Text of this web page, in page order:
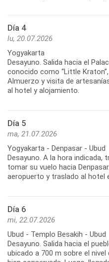
Día 4
lu, 20.07.2026
Yogyakarta
Desayuno. Salida hacia el
conocido como “Little
Almuerzo y visita de
al hotel y alojamiento.
Día 5
ma, 21.07.2026
Yogyakarta - Denpasar - Ubud
Desayuno. A la hora indicada,
tomar su vuelo hacia
aeropuerto y traslado al hotel
Día 6
mi, 22.07.2026
Ubud - Templo Besakih - Ubud
Desayuno. Salida hacia el
ubicado a 700 m sobre el